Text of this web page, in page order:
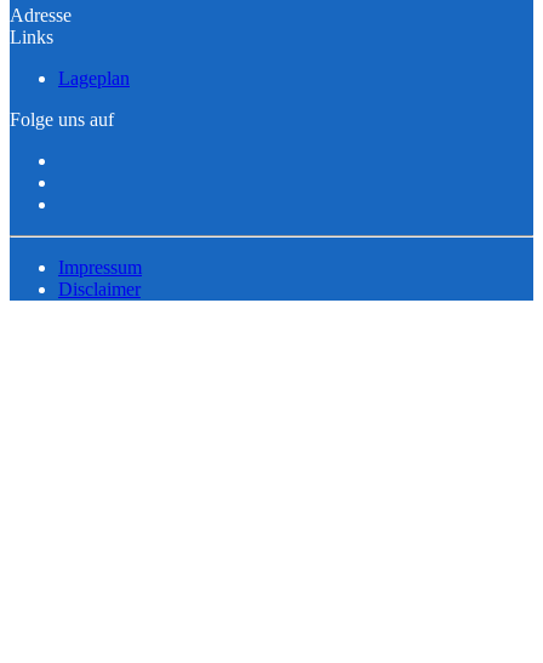
Adresse
Links
Lageplan
Folge uns auf
Impressum
Disclaimer